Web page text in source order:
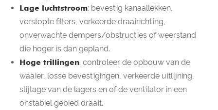
Lage luchtstroom: bevestig kanaallekken,
verstopte filters, verkeerde draairichting,
onverwachte dempers/obstructies of weerstand
die hoger is dan gepland.
Hoge trillingen: controleer de opbouw van de
waaier, losse bevestigingen, verkeerde uitlijning,
slijtage van de lagers en of de ventilator in een
onstabiel gebied draait.